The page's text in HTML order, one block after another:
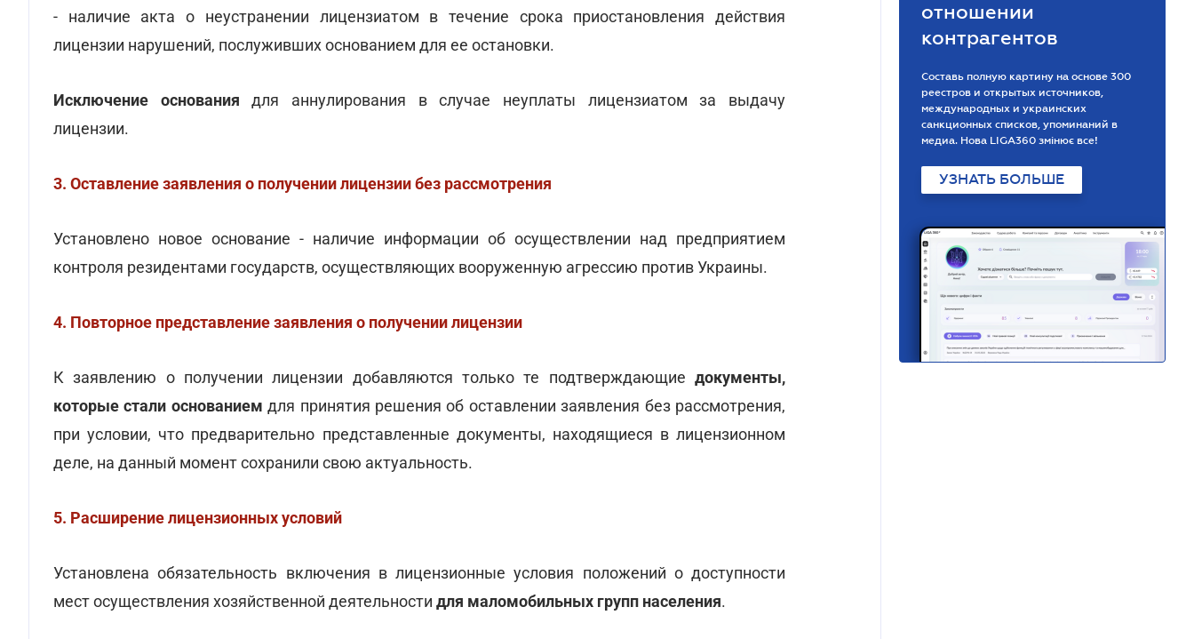
- наличие акта о неустранении лицензиатом в течение срока приостановления действия
лицензии нарушений, послуживших основанием для ее остановки.
Исключение основания для аннулирования в случае неуплаты лицензиатом за выдачу
лицензии.
3. Оставление заявления о получении лицензии без рассмотрения
Установлено новое основание - наличие информации об осуществлении над предприятием
контроля резидентами государств, осуществляющих вооруженную агрессию против Украины.
4. Повторное представление заявления о получении лицензии
К заявлению о получении лицензии добавляются только те подтверждающие документы,
которые стали основанием для принятия решения об оставлении заявления без рассмотрения,
при условии, что предварительно представленные документы, находящиеся в лицензионном
деле, на данный момент сохранили свою актуальность.
5. Расширение лицензионных условий
Установлена обязательность включения в лицензионные условия положений о доступности
мест осуществления хозяйственной деятельности для маломобильных групп населения.
отношении
контрагентов
Составь полную картину на основе 300
реестров и открытых источников,
международных и украинских
санкционных списков, упоминаний в
медиа. Нова LIGA360 змінює все!
УЗНАТЬ БОЛЬШЕ